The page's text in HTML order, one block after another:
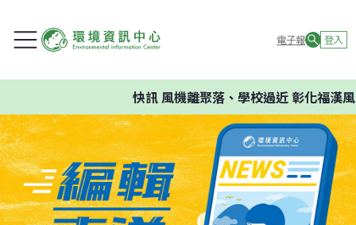
電子報 登入
快訊風機離聚落、學校過近 彰化福漢風